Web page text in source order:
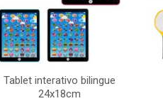
Tablet interativo bilingue
24x18cm